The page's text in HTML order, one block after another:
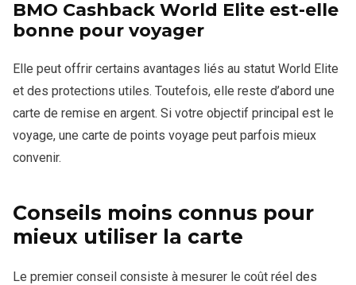
BMO Cashback World Elite est-elle
bonne pour voyager
Elle peut offrir certains avantages liés au statut World Elite
et des protections utiles. Toutefois, elle reste d’abord une
carte de remise en argent. Si votre objectif principal est le
voyage, une carte de points voyage peut parfois mieux
convenir.
Conseils moins connus pour
mieux utiliser la carte
Le premier conseil consiste à mesurer le coût réel des